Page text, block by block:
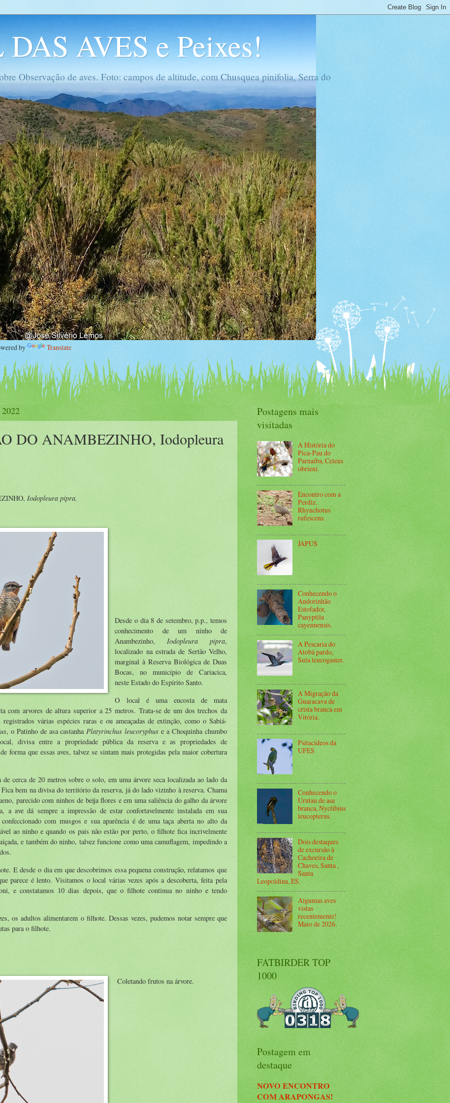
AVES e Peixes!
Observação de aves. Foto: campos de altitude, com Chusquea pinifolia, Serra do
by Translate
DO ANAMBEZINHO, Iodopleura
Iodopleura pipra.
Desde o dia 8 de setembro, p.p., temos
conhecimento de um ninho de
Anambezinho,Iodopleura pipra,
localizado na estrada de Sertão Velho,
marginal à Reserva Biológica de Duas
Bocas, no município de Cariacica,
neste Estado do Espírito Santo.
O local é uma encosta de mata
com arvores de altura superior a 25 metros. Trata-se de um dos trechos da
várias espécies raras e ou ameaçadas de extinção, como o Sabiá-
, o Patinho de asa castanhaPlatyrinchus leucoryphus e a Choquinha chumbo
divisa entre a propriedade pública da reserva e as propriedades de
forma que essas aves, talvez se sintam mais protegidas pela maior cobertura
cerca de 20 metros sobre o solo, em uma árvore seca localizada ao lado da
bem na divisa do território da reserva, já do lado vizinho à reserva. Chama
parecido com ninhos de beija flores e em uma saliência do galho da árvore
a ave dá sempre a impressão de estar confortavelmente instalada em sua
com musgos e sua aparência é de uma taça aberta no alto da
ao ninho e quando os pais não estão por perto, o filhote fica incrivelmente
e também do ninho, talvez funcione como uma camuflagem, impedindo a
E desde o dia em que descobrimos essa pequena construção, relatamos que
parece é lento. Visitamos o local várias vezes após a descoberta, feita pela
e constatamos 10 dias depois, que o filhote continua no ninho e tendo
os adultos alimentarem o filhote. Dessas vezes, pudemos notar sempre que
para o filhote.
Coletando frutos na árvore.
Postagens mais
visitadas
A História do
Pica-Pau do
Parnaíba, Celeus
obrieni.
Encontro com a
Perdiz.
Rhynchotus
rufescens.
JAPUS
Conhecendo o
Andorinhão
Estofador,
Panyptila
cayennensis.
A Pescaria do
Atobá pardo,
Sula leucogaster.
A Migração da
Guaracava de
crista branca em
Vitória.
Psitacídeos da
UFES
Conhecendo o
Urutau de asa
branca, Nyctibius
leucopterus.
Dois destaques
de excursão à
Cachoeira de
Chaves, Santa ,
Santa
Leopoldina, ES.
Algumas aves
vistas
recentemente!
Maio de 2026.
FATBIRDER TOP
1000
Postagem em
destaque
NOVO ENCONTRO
COM ARAPONGAS!